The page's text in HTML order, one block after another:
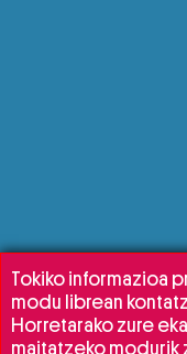
Tokiko informazioa
modu librean
Horretarako zure
maitatzeko modurik